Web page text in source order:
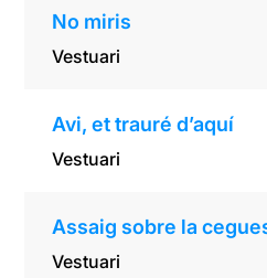
No miris
Vestuari
Avi, et trauré d’aquí
Vestuari
Assaig sobre la
Vestuari